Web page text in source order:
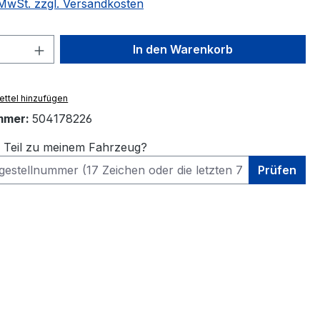
zzgl. Versandkosten
Anzahl: Gib den gewünschten Wert
In den Warenkorb
hinzufügen
504178226
Teil zu meinem Fahrzeug?
Prüfen